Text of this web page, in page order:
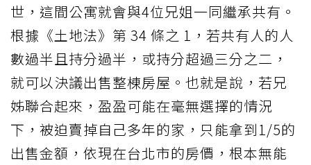
世，這間公寓就會與4位兄姐一同繼承共有。
根據《土地法》第 34 條之 1，若共有人的人
數過半且持分過半，或持分超過三分之二，
就可以決議出售整棟房屋。也就是說，若兄
姊聯合起來，盈盈可能在毫無選擇的情況
下，被迫賣掉自己多年的家，只能拿到1/5的
出售金額，依現在台北市的房價，根本無能